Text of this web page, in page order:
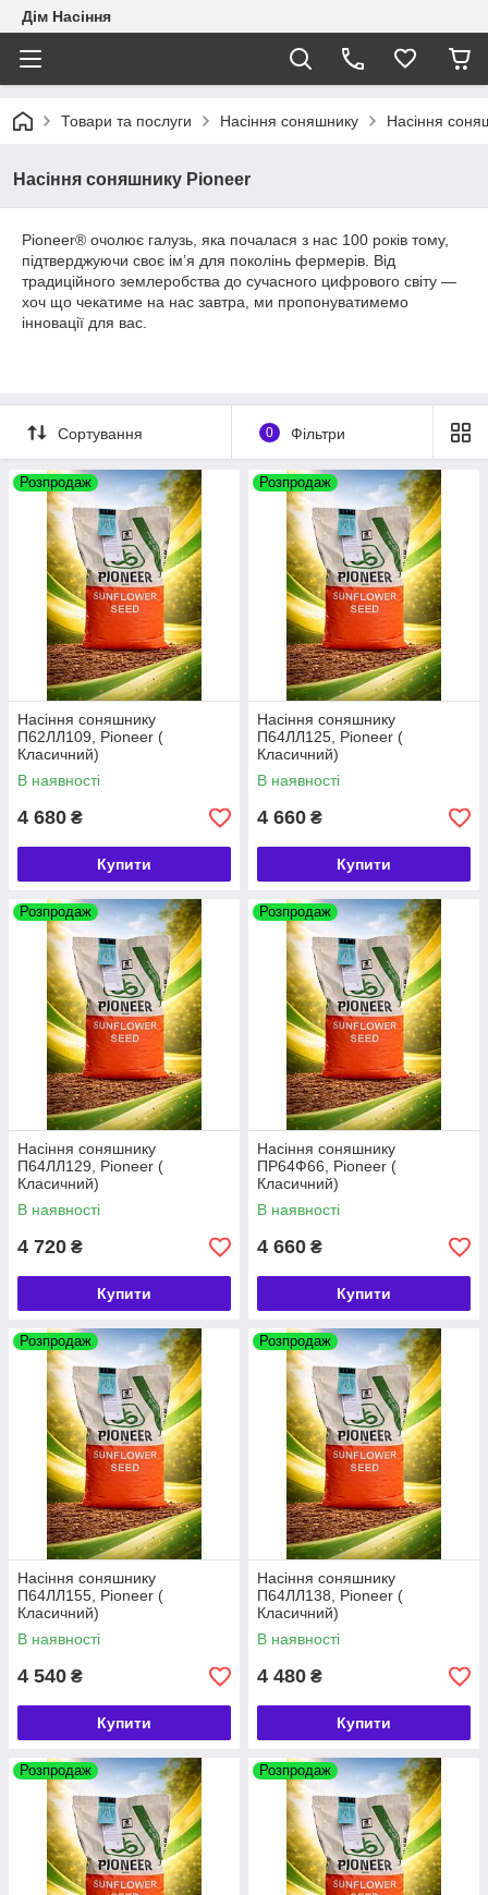
Дім Насіння
Товари та послуги Насіння соняшнику Насіння
Насіння соняшнику Pioneer
Pioneer® очолює галузь, яка почалася з нас 100 років тому,
підтверджуючи своє ім’я для поколінь фермерів. Від
традиційного землеробства до сучасного цифрового світу —
хоч що чекатиме на нас завтра, ми пропонуватимемо
інновації для вас.
Сортування 0 Фільтри
Розпродаж
Насіння соняшнику
П62ЛЛ109, Pioneer (
Класичний)
В наявності
4 680 ₴
Купити
Розпродаж
Насіння соняшнику
П64ЛЛ125, Pioneer (
Класичний)
В наявності
4 660 ₴
Купити
Розпродаж
Насіння соняшнику
П64ЛЛ129, Pioneer (
Класичний)
В наявності
4 720 ₴
Купити
Розпродаж
Насіння соняшнику
ПР64Ф66, Pioneer (
Класичний)
В наявності
4 660 ₴
Купити
Розпродаж
Насіння соняшнику
П64ЛЛ155, Pioneer (
Класичний)
В наявності
4 540 ₴
Купити
Розпродаж
Насіння соняшнику
П64ЛЛ138, Pioneer (
Класичний)
В наявності
4 480 ₴
Купити
Розпродаж Розпродаж